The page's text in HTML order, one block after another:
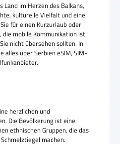
Land im Herzen des Balkans,
kulturelle Vielfalt und eine
für einen Kurzurlaub oder
die mobile Kommunikation ist
nicht übersehen sollten. In
alles über Serbien eSIM, SIM-
herzlichen und
Die Bevölkerung ist eine
ethnischen Gruppen, die das
machen.